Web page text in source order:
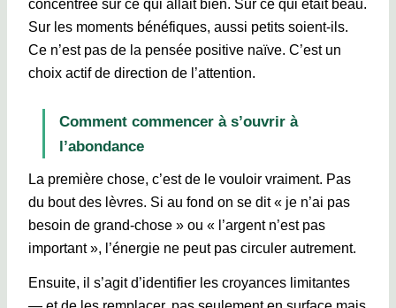
concentrée sur ce qui allait bien. Sur ce qui était beau.
Sur les moments bénéfiques, aussi petits soient-ils.
Ce n’est pas de la pensée positive naïve. C’est un
choix actif de direction de l’attention.
Comment commencer à s’ouvrir à
l’abondance
La première chose, c’est de le vouloir vraiment. Pas
du bout des lèvres. Si au fond on se dit « je n’ai pas
besoin de grand-chose » ou « l’argent n’est pas
important », l’énergie ne peut pas circuler autrement.
Ensuite, il s’agit d’identifier les croyances limitantes